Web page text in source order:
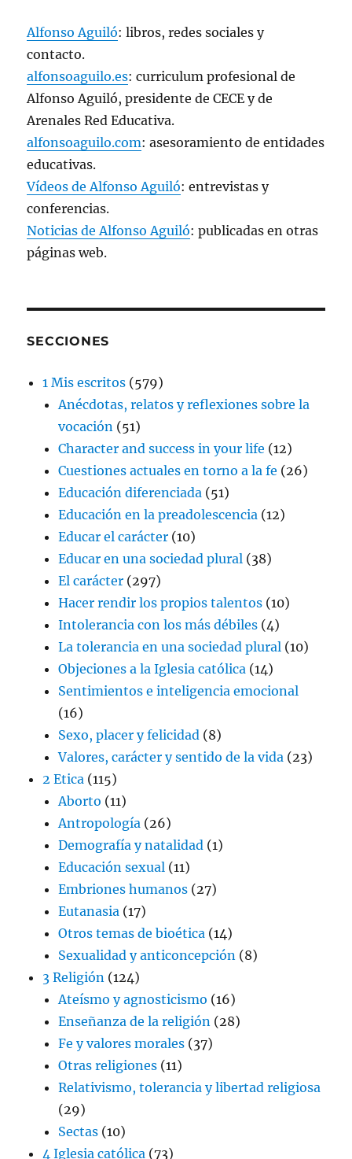
Alfonso Aguiló: libros, redes sociales y
contacto.
alfonsoaguilo.es: curriculum profesional de
Alfonso Aguiló, presidente de CECE y de
Arenales Red Educativa.
alfonsoaguilo.com: asesoramiento de entidades
educativas.
Vídeos de Alfonso Aguiló: entrevistas y
conferencias.
Noticias de Alfonso Aguiló: publicadas en otras
páginas web.
SECCIONES
1 Mis escritos (579)
Anécdotas, relatos y reflexiones sobre la
vocación (51)
Character and success in your life (12)
Cuestiones actuales en torno a la fe (26)
Educación diferenciada (51)
Educación en la preadolescencia (12)
Educar el carácter (10)
Educar en una sociedad plural (38)
El carácter (297)
Hacer rendir los propios talentos (10)
Intolerancia con los más débiles (4)
La tolerancia en una sociedad plural (10)
Objeciones a la Iglesia católica (14)
Sentimientos e inteligencia emocional
(16)
Sexo, placer y felicidad (8)
Valores, carácter y sentido de la vida (23)
2 Etica (115)
Aborto (11)
Antropología (26)
Demografía y natalidad (1)
Educación sexual (11)
Embriones humanos (27)
Eutanasia (17)
Otros temas de bioética (14)
Sexualidad y anticoncepción (8)
3 Religión (124)
Ateísmo y agnosticismo (16)
Enseñanza de la religión (28)
Fe y valores morales (37)
Otras religiones (11)
Relativismo, tolerancia y libertad religiosa
(29)
Sectas (10)
4 Iglesia católica (73)